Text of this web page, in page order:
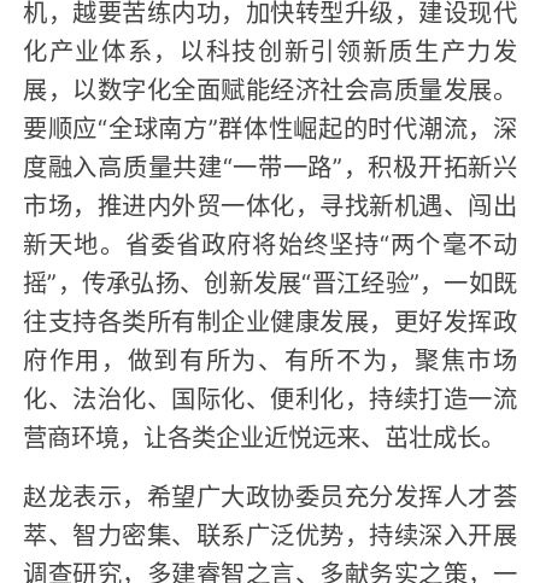
机，越要苦练内功，加快转型升级，建设现代
化产业体系，以科技创新引领新质生产力发
展，以数字化全面赋能经济社会高质量发展。
要顺应“全球南方”群体性崛起的时代潮流，深
度融入高质量共建“一带一路”，积极开拓新兴
市场，推进内外贸一体化，寻找新机遇、闯出
新天地。省委省政府将始终坚持“两个毫不动
摇”，传承弘扬、创新发展“晋江经验”，一如既
往支持各类所有制企业健康发展，更好发挥政
府作用，做到有所为、有所不为，聚焦市场
化、法治化、国际化、便利化，持续打造一流
营商环境，让各类企业近悦远来、茁壮成长。
赵龙表示，希望广大政协委员充分发挥人才荟
萃、智力密集、联系广泛优势，持续深入开展
调查研究，多建睿智之言、多献务实之策，一